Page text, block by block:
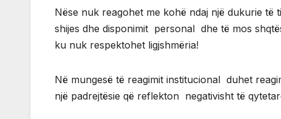
Nëse nuk reagohet me kohë ndaj një dukurie
shijes dhe disponimit personal dhe të mos
ku nuk respektohet ligjshmëria!
Në mungesë të reagimit institucional duhet
një padrejtësie që reflekton negativisht të